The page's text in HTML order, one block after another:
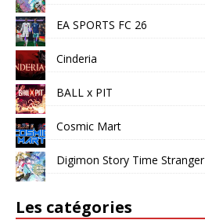
EA SPORTS FC 26
Cinderia
BALL x PIT
Cosmic Mart
Digimon Story Time Stranger
Les catégories